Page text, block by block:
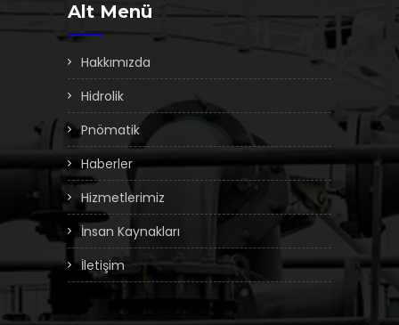
Alt Menü
Hakkımızda
Hidrolik
Pnömatik
Haberler
Hizmetlerimiz
İnsan Kaynakları
İletişim